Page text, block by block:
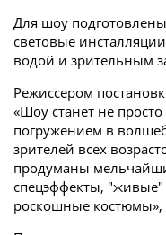
Для шоу
световые
водой и зрительным
Режиссером
«Шоу станет не
погружением в
зрителей всех
продуманы
спецэффекты,
роскошные костюмы»,